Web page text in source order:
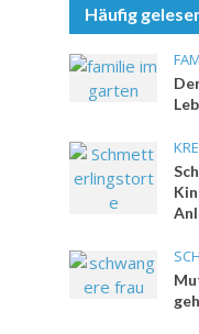
Häufig